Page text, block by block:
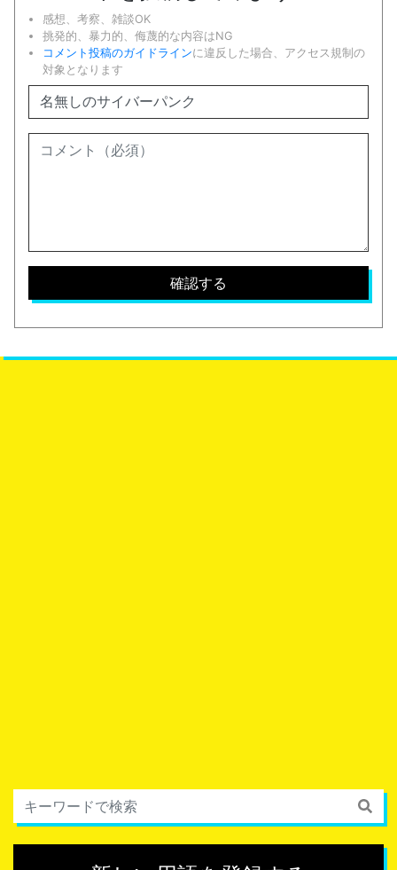
感想、考察、雑談OK
挑発的、暴力的、侮蔑的な内容はNG
コメント投稿のガイドラインに違反した場合、アクセス規制の
対象となります